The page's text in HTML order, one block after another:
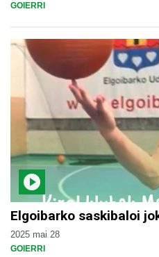
GOIERRI
Elgoibarko saskibaloi
2025 mai 28
GOIERRI